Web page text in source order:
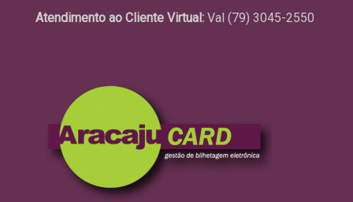
Atendimento ao Cliente Virtual: Val (79) 3045-2550